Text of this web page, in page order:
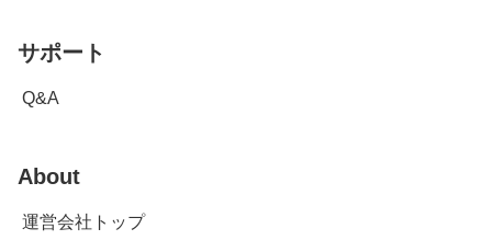
サポート
Q&A
About
運営会社トップ